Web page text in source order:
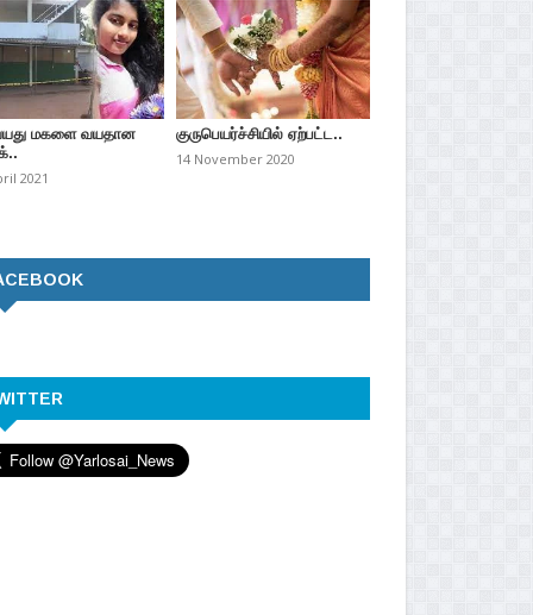
மகளை வயதான
2021
குருபெயர்ச்சியில் ஏற்பட்ட..
14 November 2020